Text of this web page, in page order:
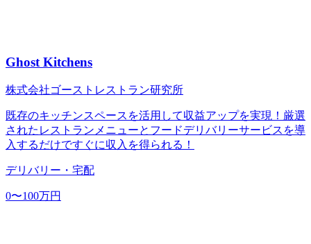
Ghost Kitchens
株式会社ゴーストレストラン研究所
既存のキッチンスペースを活用して収益アップを実現！厳選
されたレストランメニューとフードデリバリーサービスを導
入するだけですぐに収入を得られる！
デリバリー・宅配
0〜100万円